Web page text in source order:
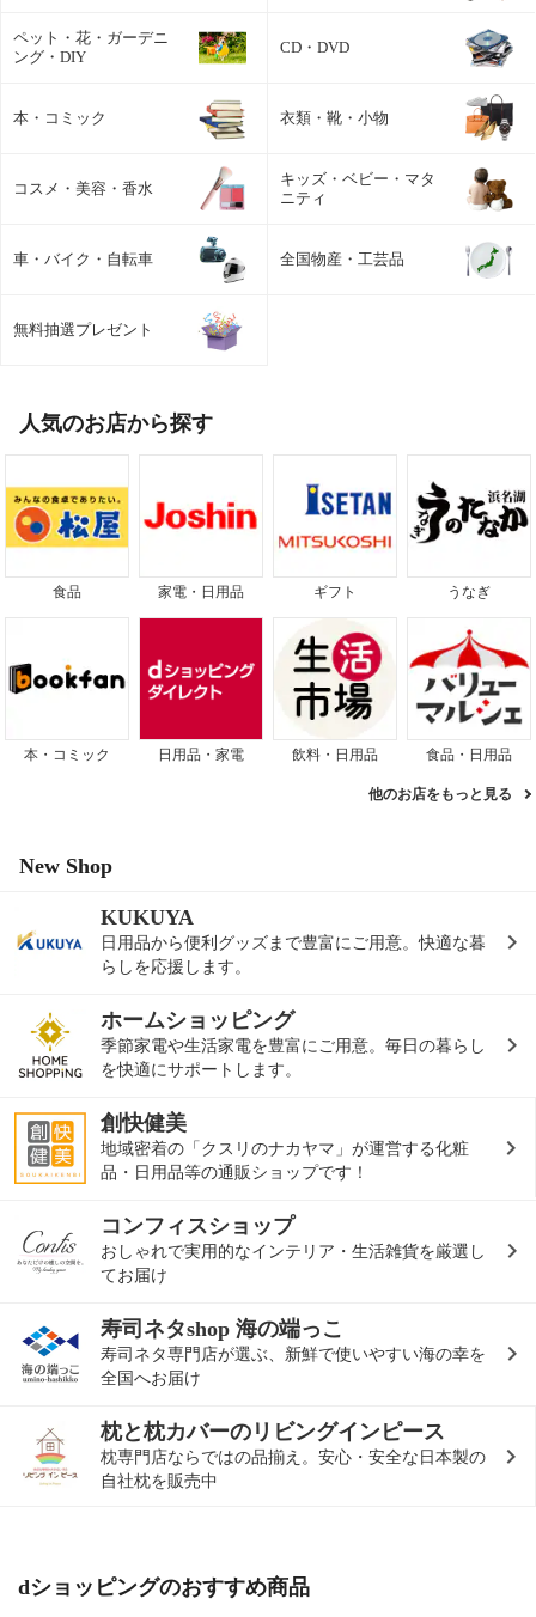
ペット・花・ガーデニ
ング・DIY
CD・DVD
本・コミック 衣類・靴・小物
コスメ・美容・香水
キッズ・ベビー・マタ
ニティ
車・バイク・自転車 全国物産・工芸品
無料抽選プレゼント
人気のお店から探す
食品 家電・日用品 ギフト うなぎ
本・コミック 日用品・家電 飲料・日用品 食品・日用品
他のお店をもっと見る
New Shop
KUKUYA
日用品から便利グッズまで豊富にご用意。快適な暮
らしを応援します。
ホームショッピング
季節家電や生活家電を豊富にご用意。毎日の暮らし
を快適にサポートします。
創快健美
地域密着の「クスリのナカヤマ」が運営する化粧
品・日用品等の通販ショップです！
コンフィスショップ
おしゃれで実用的なインテリア・生活雑貨を厳選し
てお届け
寿司ネタshop 海の端っこ
寿司ネタ専門店が選ぶ、新鮮で使いやすい海の幸を
全国へお届け
枕と枕カバーのリビングインピース
枕専門店ならではの品揃え。安心・安全な日本製の
自社枕を販売中
dショッピングのおすすめ商品